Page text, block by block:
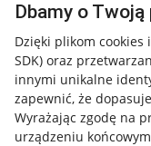
Dbamy o
Dzięki plikom
SDK) oraz
innymi unikalne
zapewnić, że
Wyrażając zgodę na
urządzeniu